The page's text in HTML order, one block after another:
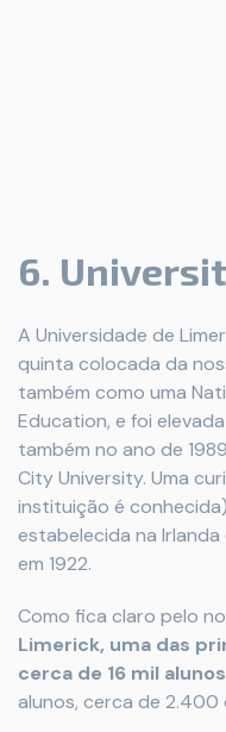
6.
A Universidade de
quinta colocada da
também como uma
Education, e foi
também no ano de
City University. Uma
instituição é
estabelecida na
em 1922.
Como fica claro pelo
Limerick, uma das
cerca de 16 mil
alunos, cerca de 2.400